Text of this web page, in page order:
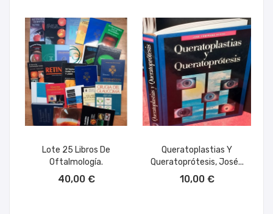
Lote 25 Libros De
Oftalmología.
40,00 €
Queratoplastias Y
Queratoprótesis, José...
10,00 €